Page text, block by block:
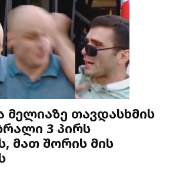
მელიაზე თავდასხმის
3 პირს
მათ შორის მის